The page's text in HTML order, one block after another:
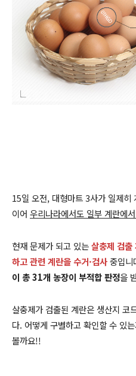
15일 오전, 대형마트 3사가 일제히
이어 우리나라에서도 일부 계란에
현재 문제가 되고 있는살충제 검출
하고 관련 계란을 수거·검사중입니
이 총 31개 농장이 부적합 판정을
살충제가 검출된 계란은 생산지 코
다. 어떻게 구별하고 확인할 수 있
볼까요!!